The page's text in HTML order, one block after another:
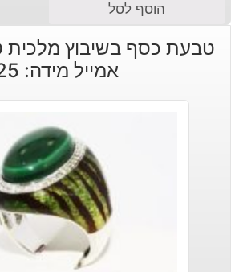
המקורי
היה:
הנוכחי
הוא:
הוסף לסל
טבעת כסף בשיבוץ מלכית
אמייל מידה: 7.25